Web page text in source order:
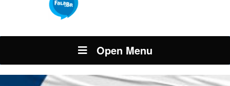
Open Menu